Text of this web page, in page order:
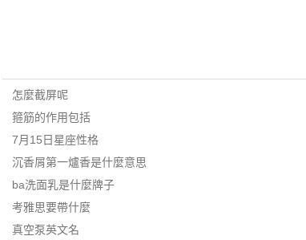
怎麼截屏呢
箍筋的作用包括
7月15日星座性格
沉香屑第一爐香是什麼意思
ba洗面乳是什麼牌子
考雅思要帶什麼
真空泵英文名